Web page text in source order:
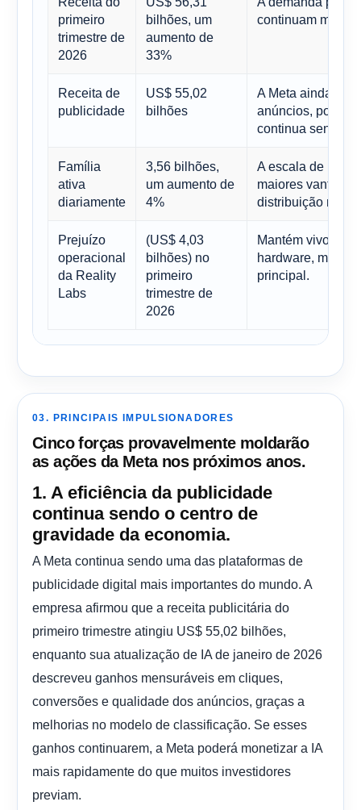
primeiro
trimestre de
2026
bilhões, um
aumento de
33%
continuam muito
Receita de
publicidade
US$ 55,02
bilhões
A Meta ainda é
anúncios,
continua sendo o
Família
ativa
diariamente
3,56 bilhões,
um aumento de
4%
A escala de
maiores
distribuição nos
Prejuízo
operacional
da Reality
Labs
(US$ 4,03
bilhões) no
primeiro
trimestre de
2026
Mantém vivo o
hardware,
principal.
03. PRINCIPAIS IMPULSIONADORES
Cinco forças provavelmente moldarão
as ações da Meta nos próximos anos.
1. A eficiência da publicidade
continua sendo o centro de
gravidade da economia.
A Meta continua sendo uma das plataformas de
publicidade digital mais importantes do mundo. A
empresa afirmou que a receita publicitária do
primeiro trimestre atingiu US$ 55,02 bilhões,
enquanto sua atualização de IA de janeiro de 2026
descreveu ganhos mensuráveis ​​em cliques,
conversões e qualidade dos anúncios, graças a
melhorias no modelo de classificação. Se esses
ganhos continuarem, a Meta poderá monetizar a IA
mais rapidamente do que muitos investidores
previam.